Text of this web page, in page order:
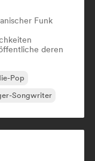
Funk
deren
Pop
Songwriter